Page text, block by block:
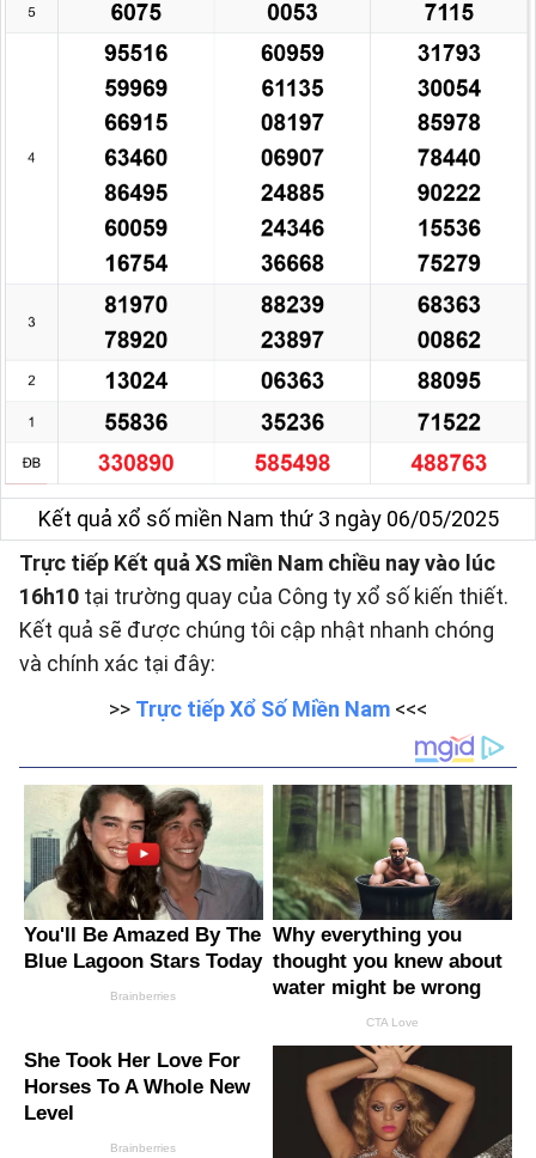
Kết quả xổ số miền Nam thứ 3 ngày 06/05/2025
Trực tiếp Kết quả XS miền Nam chiều nay vào lúc
16h10 tại trường quay của Công ty xổ số kiến thiết.
Kết quả sẽ được chúng tôi cập nhật nhanh chóng
và chính xác tại đây:
>> Trực tiếp Xổ Số Miền Nam <<<